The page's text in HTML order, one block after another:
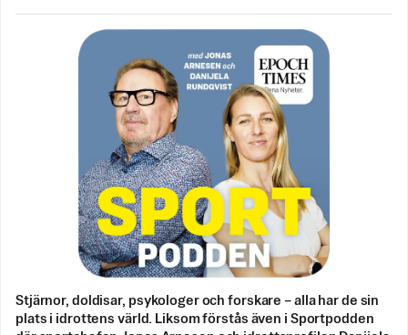
Stjärnor, doldisar, psykologer och forskare – alla har de sin
plats i idrottens värld. Liksom förstås även i Sportpodden